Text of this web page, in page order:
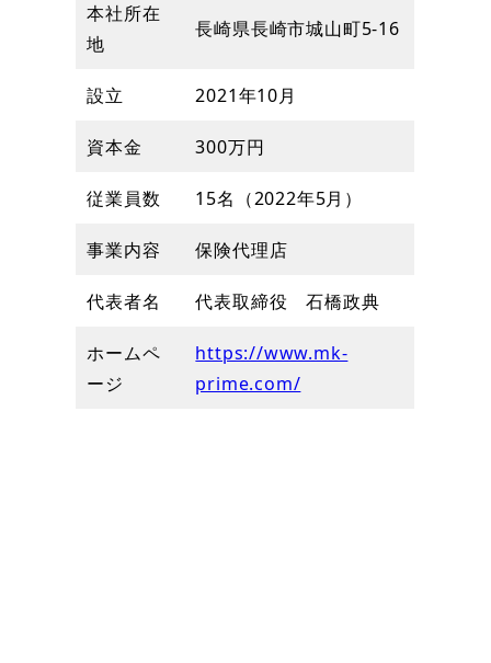
本社所在
地
長崎県長崎市城山町5-16
設立 2021年10月
資本金 300万円
従業員数 15名（2022年5月）
事業内容 保険代理店
代表者名 代表取締役 石橋政典
ホームペ
ージ
https://www.mk-
prime.com/